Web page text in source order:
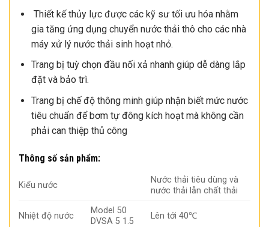
Thiết kế thủy lực được các kỹ sư tối ưu hóa nhằm
gia tăng ứng dụng chuyển nước thải thô cho các nhà
máy xử lý nước thải sinh hoạt nhỏ.
Trang bị tuỳ chọn đầu nối xả nhanh giúp dễ dàng lắp
đặt và bảo trì.
Trang bị chế độ thông minh giúp nhận biết mức nước
tiêu chuẩn để bơm tự đông kích hoạt mà không cần
phải can thiệp thủ công
Thông số sản phẩm:
Kiểu nước
Nước thải tiêu dùng và
nước thải lẫn chất thải
Nhiệt độ nước
Model 50
DVSA 5 1.5
Lên tới 40℃